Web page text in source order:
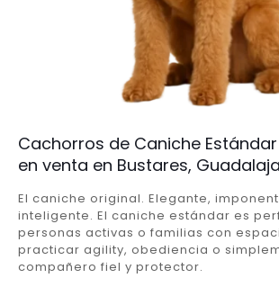
Cachorros de Caniche
en venta en Bustares,
El caniche original. Elegante,
inteligente. El caniche estándar es
personas activas o familias con
practicar agility, obediencia o
compañero fiel y protector.